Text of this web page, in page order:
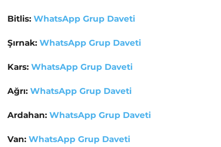
Bitlis: WhatsApp Grup Daveti
Şırnak: WhatsApp Grup Daveti
Kars: WhatsApp Grup Daveti
Ağrı: WhatsApp Grup Daveti
Ardahan: WhatsApp Grup Daveti
Van: WhatsApp Grup Daveti